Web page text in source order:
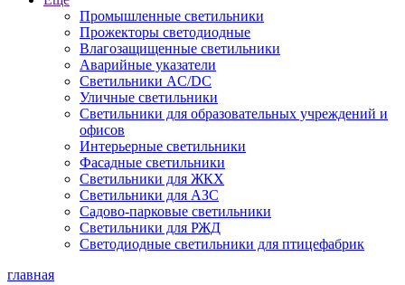
Промышленные светильники
Прожекторы светодиодные
Влагозащищенные светильники
Аварийные указатели
Светильники AC/DC
Уличные светильники
Светильники для образовательных учреждений и
офисов
Интерьерные светильники
Фасадные светильники
Светильники для ЖКХ
Светильники для АЗС
Садово-парковые светильники
Светильники для РЖД
Светодиодные светильники для птицефабрик
главная